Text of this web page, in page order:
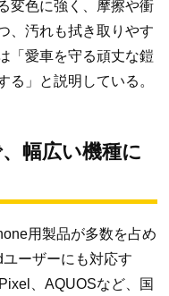
変色に強く、摩擦や衝
、汚れも拭き取りやす
「愛車を守る頑丈な鎧
る」と説明している。
幅広い機種に
用製品が多数を占め
ーザーにも対応す
、AQUOSなど、国